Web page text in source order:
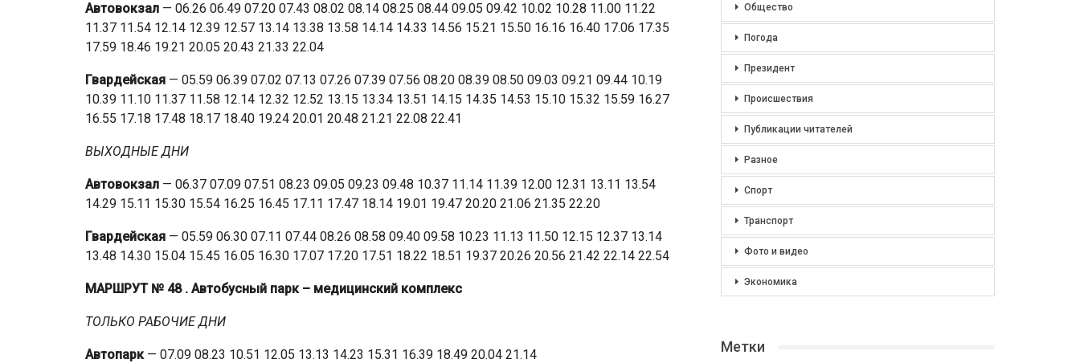
Автовокзал — 06.26 06.49 07.20 07.43 08.02 08.14 08.25 08.44 09.05 09.42 10.02 10.28 11.00 11.22
11.37 11.54 12.14 12.39 12.57 13.14 13.38 13.58 14.14 14.33 14.56 15.21 15.50 16.16 16.40 17.06 17.35
17.59 18.46 19.21 20.05 20.43 21.33 22.04
Гвардейская — 05.59 06.39 07.02 07.13 07.26 07.39 07.56 08.20 08.39 08.50 09.03 09.21 09.44 10.19
10.39 11.10 11.37 11.58 12.14 12.32 12.52 13.15 13.34 13.51 14.15 14.35 14.53 15.10 15.32 15.59 16.27
16.55 17.18 17.48 18.17 18.40 19.24 20.01 20.48 21.21 22.08 22.41
ВЫХОДНЫЕ ДНИ
Автовокзал — 06.37 07.09 07.51 08.23 09.05 09.23 09.48 10.37 11.14 11.39 12.00 12.31 13.11 13.54
14.29 15.11 15.30 15.54 16.25 16.45 17.11 17.47 18.14 19.01 19.47 20.20 21.06 21.35 22.20
Гвардейская — 05.59 06.30 07.11 07.44 08.26 08.58 09.40 09.58 10.23 11.13 11.50 12.15 12.37 13.14
13.48 14.30 15.04 15.45 16.05 16.30 17.07 17.20 17.51 18.22 18.51 19.37 20.26 20.56 21.42 22.14 22.54
МАРШРУТ № 48 . Автобусный парк – медицинский комплекс
ТОЛЬКО РАБОЧИЕ ДНИ
Автопарк — 07.09 08.23 10.51 12.05 13.13 14.23 15.31 16.39 18.49 20.04 21.14
Общество
Погода
Президент
Происшествия
Публикации читателей
Разное
Спорт
Транспорт
Фото и видео
Экономика
Метки